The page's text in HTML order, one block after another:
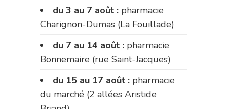
du 3 au 7 août : pharmacie
Charignon-Dumas (La Fouillade)
du 7 au 14 août : pharmacie
Bonnemaire (rue Saint-Jacques)
du 15 au 17 août : pharmacie
du marché (2 allées Aristide